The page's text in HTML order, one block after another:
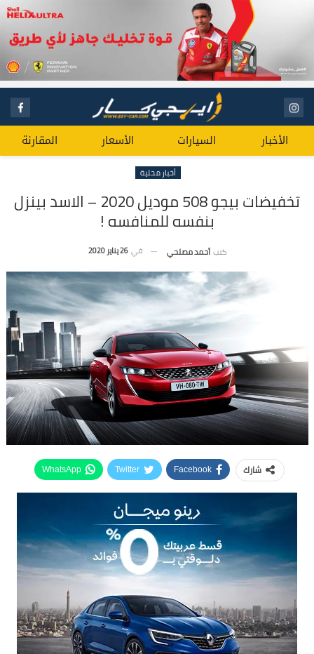
الأخبار السيارات الأسعار المقارنة
أخبار محلية
تخفيضات بيجو 508 موديل 2020 – الاسد بينزل
بنفسه للمنافسه !
كتب أحمد مصلحي في 26 يناير 2020
شارك Facebook
Twitter
WhatsApp